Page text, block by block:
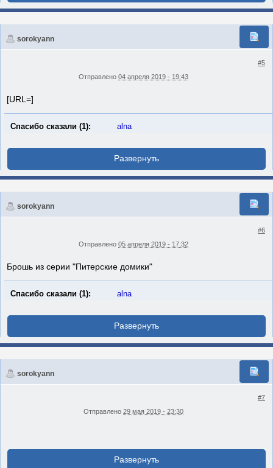
sorokyann
#5
Отправлено 04 апреля 2019 - 19:43
[URL=]
Спасибо сказали (1): alna
sorokyann
#6
Отправлено 05 апреля 2019 - 17:32
Брошь из серии "Питерские домики"
Спасибо сказали (1): alna
sorokyann
#7
Отправлено 29 мая 2019 - 23:30